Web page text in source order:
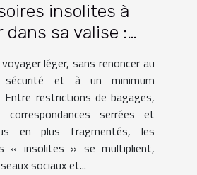
insolites à
dans sa valise :
facilitent vraiment
le voyage ?
léger, sans renoncer au
et à un minimum
Entre restrictions de bagages,
correspondances serrées et
en plus fragmentés, les
« insolites » se multiplient,
sociaux et...